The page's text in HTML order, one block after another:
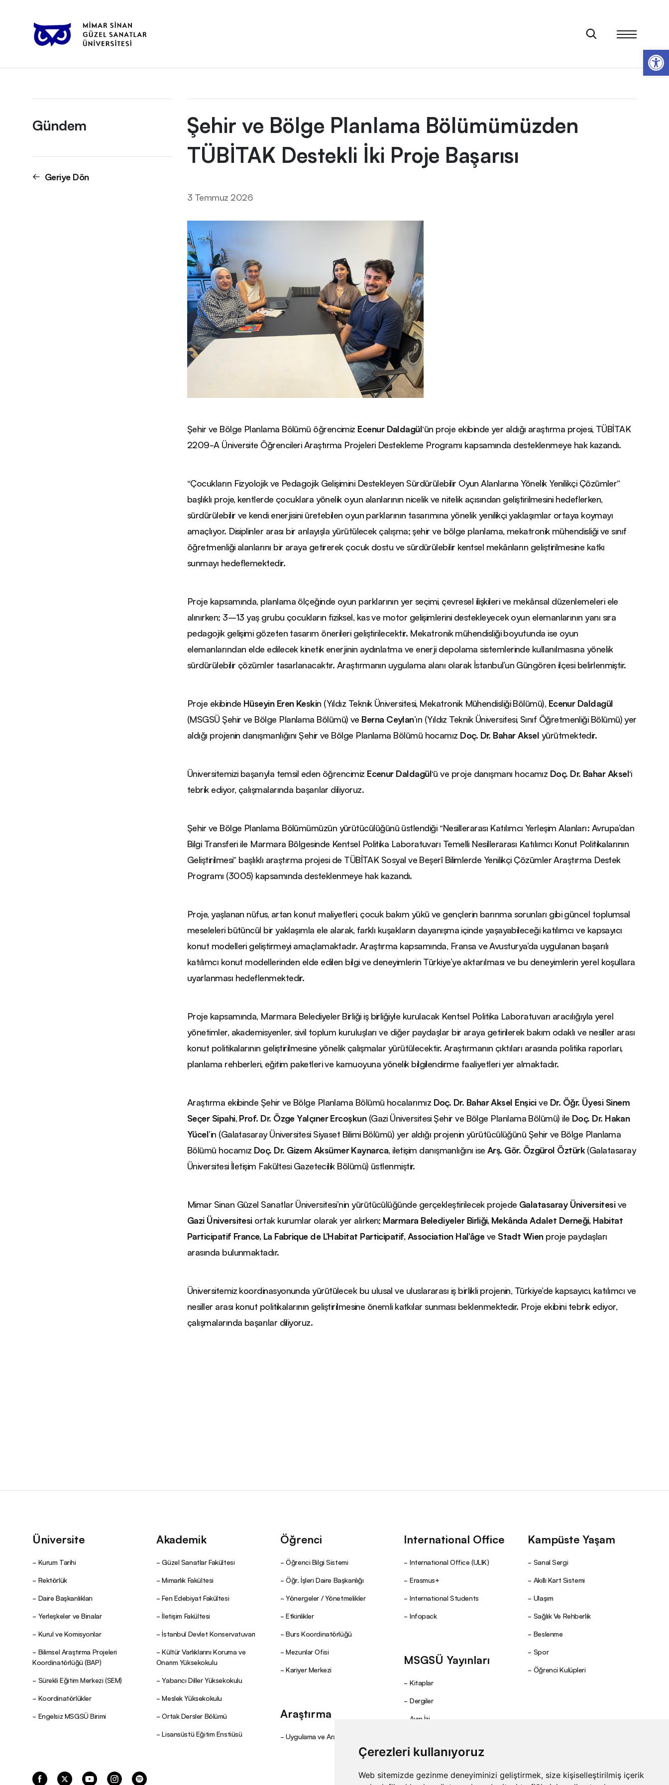
Çerezleri kullanıyoruz
Web sitemizde gezinme deneyiminizi geliştirmek, size kişiselleştirilmiş içerik
Anasayfa Gündem Şehir ve Bölge Planlama Bölümümüzden TÜBİTAK Destekli İki Proje Başarısı
Gündem
Geriye Dön
Şehir ve Bölge Planlama Bölümümüzden
TÜBİTAK Destekli İki Proje Başarısı
3 Temmuz 2026
Şehir ve Bölge Planlama Bölümü öğrencimiz Ecenur Daldagül‘ün proje ekibinde yer aldığı araştırma projesi, TÜBİTAK
2209-A Üniversite Öğrencileri Araştırma Projeleri Destekleme Programı kapsamında desteklenmeye hak kazandı.
“Çocukların Fizyolojik ve Pedagojik Gelişimini Destekleyen Sürdürülebilir Oyun Alanlarına Yönelik Yenilikçi Çözümler”
başlıklı proje, kentlerde çocuklara yönelik oyun alanlarının nicelik ve nitelik açısından geliştirilmesini hedeflerken,
sürdürülebilir ve kendi enerjisini üretebilen oyun parklarının tasarımına yönelik yenilikçi yaklaşımlar ortaya koymayı
amaçlıyor. Disiplinler arası bir anlayışla yürütülecek çalışma; şehir ve bölge planlama, mekatronik mühendisliği ve sınıf
öğretmenliği alanlarını bir araya getirerek çocuk dostu ve sürdürülebilir kentsel mekânların geliştirilmesine katkı
sunmayı hedeflemektedir.
Proje kapsamında, planlama ölçeğinde oyun parklarının yer seçimi, çevresel ilişkileri ve mekânsal düzenlemeleri ele
alınırken; 3–13 yaş grubu çocukların fiziksel, kas ve motor gelişimlerini destekleyecek oyun elemanlarının yanı sıra
pedagojik gelişimi gözeten tasarım önerileri geliştirilecektir. Mekatronik mühendisliği boyutunda ise oyun
elemanlarından elde edilecek kinetik enerjinin aydınlatma ve enerji depolama sistemlerinde kullanılmasına yönelik
sürdürülebilir çözümler tasarlanacaktır. Araştırmanın uygulama alanı olarak İstanbul’un Güngören ilçesi belirlenmiştir.
Proje ekibinde Hüseyin Eren Keskin (Yıldız Teknik Üniversitesi, Mekatronik Mühendisliği Bölümü), Ecenur Daldagül
(MSGSÜ Şehir ve Bölge Planlama Bölümü) ve Berna Ceylan’ın (Yıldız Teknik Üniversitesi, Sınıf Öğretmenliği Bölümü) yer
aldığı projenin danışmanlığını Şehir ve Bölge Planlama Bölümü hocamız Doç. Dr. Bahar Akselyürütmektedir.
Üniversitemizi başarıyla temsil eden öğrencimiz Ecenur Daldagül‘ü ve proje danışmanı hocamız Doç. Dr. Bahar Aksel‘i
tebrik ediyor, çalışmalarında başarılar diliyoruz.
Şehir ve Bölge Planlama Bölümümüzün yürütücülüğünü üstlendiği “Nesillerarası Katılımcı Yerleşim Alanları: Avrupa’dan
Bilgi Transferi ile Marmara Bölgesinde Kentsel Politika Laboratuvarı Temelli Nesillerarası Katılımcı Konut Politikalarının
Geliştirilmesi” başlıklı araştırma projesi de TÜBİTAK Sosyal ve Beşerî Bilimlerde Yenilikçi Çözümler Araştırma Destek
Programı (3005) kapsamında desteklenmeye hak kazandı.
Proje, yaşlanan nüfus, artan konut maliyetleri, çocuk bakım yükü ve gençlerin barınma sorunları gibi güncel toplumsal
meseleleri bütüncül bir yaklaşımla ele alarak, farklı kuşakların dayanışma içinde yaşayabileceği katılımcı ve kapsayıcı
konut modelleri geliştirmeyi amaçlamaktadır. Araştırma kapsamında, Fransa ve Avusturya’da uygulanan başarılı
katılımcı konut modellerinden elde edilen bilgi ve deneyimlerin Türkiye’ye aktarılması ve bu deneyimlerin yerel koşullara
uyarlanması hedeflenmektedir.
Proje kapsamında, Marmara Belediyeler Birliği iş birliğiyle kurulacak Kentsel Politika Laboratuvarı aracılığıyla yerel
yönetimler, akademisyenler, sivil toplum kuruluşları ve diğer paydaşlar bir araya getirilerek bakım odaklı ve nesiller arası
konut politikalarının geliştirilmesine yönelik çalışmalar yürütülecektir. Araştırmanın çıktıları arasında politika raporları,
planlama rehberleri, eğitim paketleri ve kamuoyuna yönelik bilgilendirme faaliyetleri yer almaktadır.
Araştırma ekibinde Şehir ve Bölge Planlama Bölümü hocalarımız Doç. Dr. Bahar Aksel Enşicive Dr. Öğr. Üyesi Sinem
Seçer Sipahi,Prof. Dr. Özge Yalçıner Ercoşkun(Gazi Üniversitesi Şehir ve Bölge Planlama Bölümü) ile Doç. Dr. Hakan
Yücel’in (Galatasaray Üniversitesi Siyaset Bilimi Bölümü) yer aldığı projenin yürütücülüğünü Şehir ve Bölge Planlama
Bölümü hocamız Doç. Dr. Gizem Aksümer Kaynarca, iletişim danışmanlığını iseArş. Gör. Özgürol Öztürk(Galatasaray
Üniversitesi İletişim Fakültesi Gazetecilik Bölümü) üstlenmiştir.
Mimar Sinan Güzel Sanatlar Üniversitesi’nin yürütücülüğünde gerçekleştirilecek projede Galatasaray Üniversitesive
Gazi Üniversitesiortak kurumlar olarak yer alırken; Marmara Belediyeler Birliği, Mekânda Adalet Derneği, Habitat
Participatif France, La Fabrique de L’Habitat Participatif, Association Hal’âgeve Stadt Wienproje paydaşları
arasında bulunmaktadır.
Üniversitemiz koordinasyonunda yürütülecek bu ulusal ve uluslararası iş birlikli projenin, Türkiye’de kapsayıcı, katılımcı ve
nesiller arası konut politikalarının geliştirilmesine önemli katkılar sunması beklenmektedir. Proje ekibini tebrik ediyor,
çalışmalarında başarılar diliyoruz.
Üniversite
Kurum Tarihi
Rektörlük
Daire Başkanlıkları
Yerleşkeler ve Binalar
Kurul ve Komisyonlar
Bilimsel Araştırma Projeleri
Koordinatörlüğü (BAP)
Sürekli Eğitim Merkezi (SEM)
Koordinatörlükler
Engelsiz MSGSÜ Birimi
Akademik
Güzel Sanatlar Fakültesi
Mimarlık Fakültesi
Fen Edebiyat Fakültesi
İletişim Fakültesi
İstanbul Devlet Konservatuvarı
Kültür Varlıklarını Koruma ve
Onarım Yüksekokulu
Yabancı Diller Yüksekokulu
Meslek Yüksekokulu
Ortak Dersler Bölümü
Lisansüstü Eğitim Enstiüsü
Öğrenci
Öğrenci Bilgi Sistemi
Öğr. İşleri Daire Başkanlığı
Yönergeler / Yönetmelikler
Etkinlikler
Burs Koordinatörlüğü
Mezunlar Ofisi
Kariyer Merkezi
Araştırma
Uygulama ve Araştırma Merkezleri
International Office
International Office (ULIK)
Erasmus+
International Students
Infopack
MSGSÜ Yayınları
Kitaplar
Dergiler
Ayın İzi
Kampüste Yaşam
Sanal Sergi
Akıllı Kart Sistemi
Ulaşım
Sağlık Ve Rehberlik
Beslenme
Spor
Öğrenci Kulüpleri